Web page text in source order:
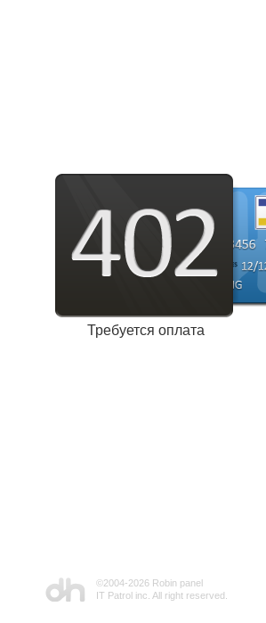
Требуется оплата
©2004-2026 Robin panel
IT Patrol inc. All right reserved.